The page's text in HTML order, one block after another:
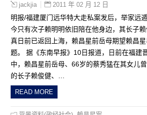
jackjia 2011 年 02 月 12 日
明报/福建厦门远华特大走私案发后，举家远
今只有次子赖明明依旧陪在他身边，其长子
真日前已返回上海，赖昌星前岳母期望赖昌
题。 据《东南早报》10日报道，日前在福建
中，赖昌星前岳母、66岁的蔡秀猛在其女儿
的长子赖俊健、…
READ MORE